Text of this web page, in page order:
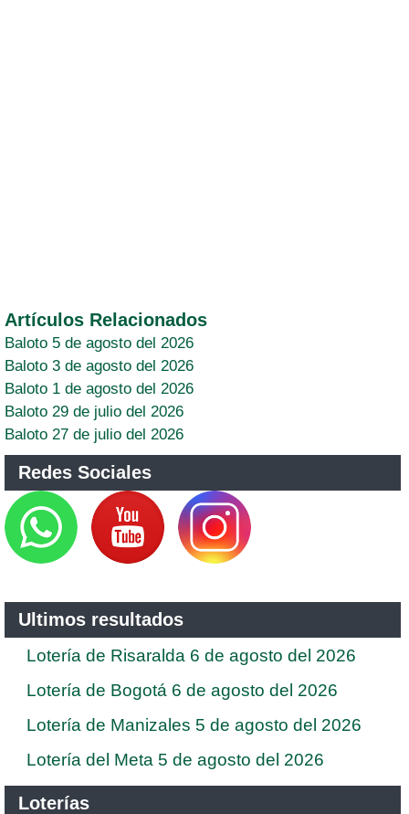
Artículos Relacionados
Baloto 5 de agosto del 2026
Baloto 3 de agosto del 2026
Baloto 1 de agosto del 2026
Baloto 29 de julio del 2026
Baloto 27 de julio del 2026
Redes Sociales
Ultimos resultados
Lotería de Risaralda 6 de agosto del 2026
Lotería de Bogotá 6 de agosto del 2026
Lotería de Manizales 5 de agosto del 2026
Lotería del Meta 5 de agosto del 2026
Loterías